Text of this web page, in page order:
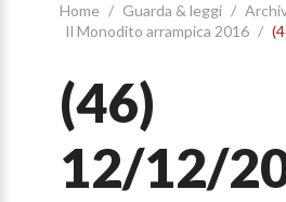
Home / Guarda & leggi /
Il Monodito arrampica 2016 /
(46)
12/12/